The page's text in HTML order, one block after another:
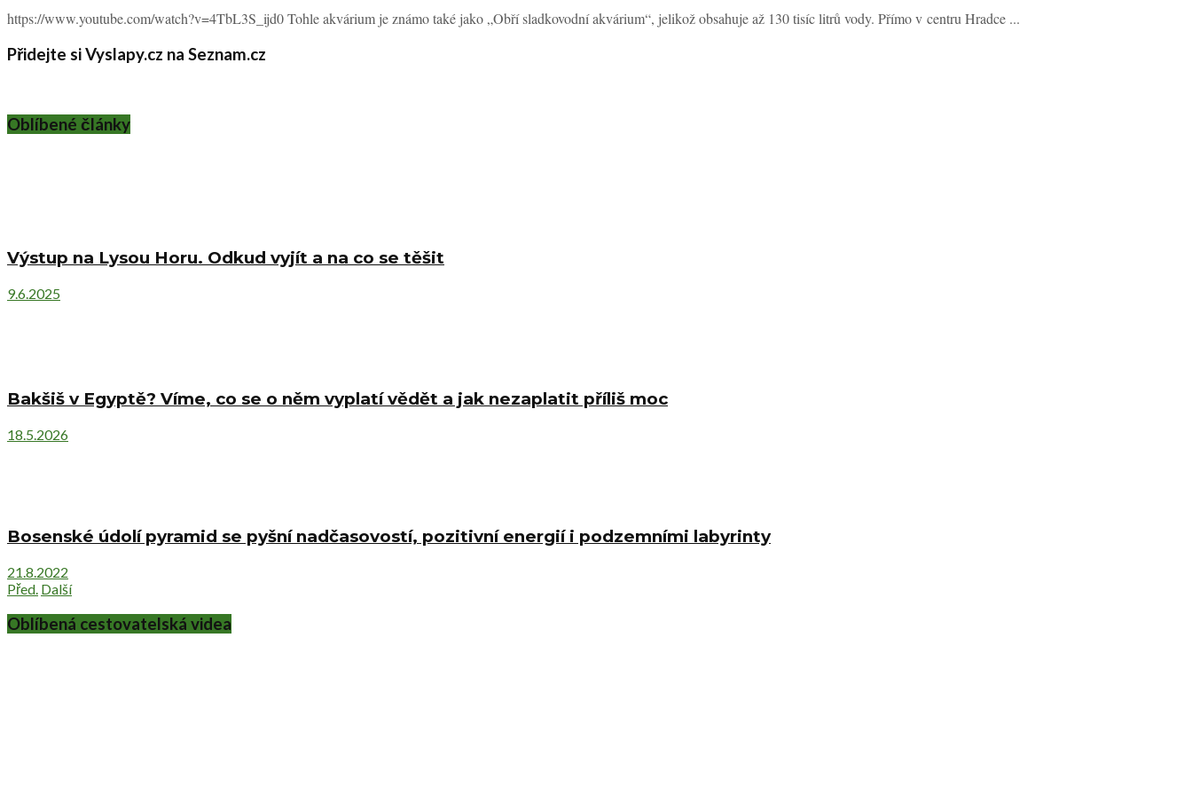
https://www.youtube.com/watch?v=4TbL3S_ijd0 Tohle akvárium je známo také jako „Obří sladkovodní akvárium“, jelikož obsahuje až 130 tisíc litrů vody. Přímo v centru Hradce ...
Přidejte si Vyslapy.cz na Seznam.cz
Oblíbené články
Výstup na Lysou Horu. Odkud vyjít a na co se těšit
9.6.2025
Bakšiš v Egyptě? Víme, co se o něm vyplatí vědět a jak nezaplatit příliš moc
18.5.2026
Bosenské údolí pyramid se pyšní nadčasovostí, pozitivní energií i podzemními labyrinty
21.8.2022
Před. Další
Oblíbená cestovatelská videa